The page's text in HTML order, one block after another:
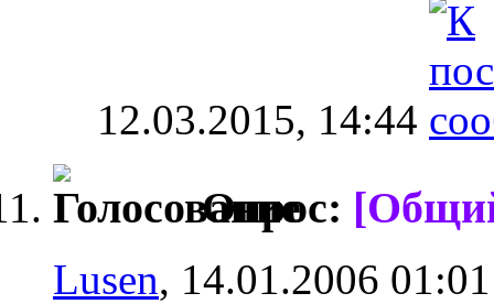
12.03.2015, 14:44
Опрос:
Lusen, 14.01.2006 01:01